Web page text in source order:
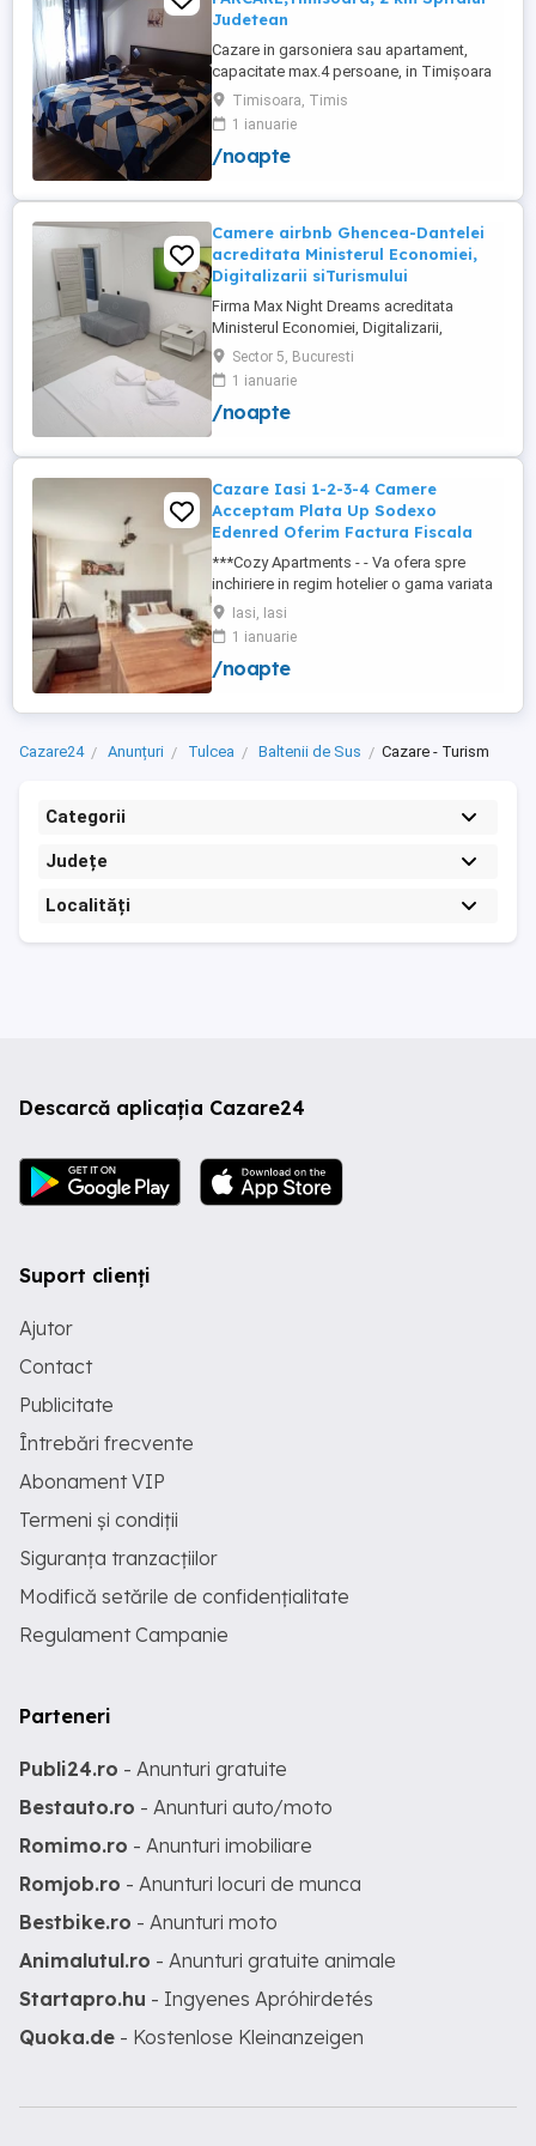
Judetean
Cazare in garsoniera sau apartament,
capacitate max.4 persoane, in Timișoara
la 2 km de Spitalul Judetean. (la doua
strazi)de zona Calea Buziasului
Lic.Electrotimis si la 2 km de Mosnita
Noua Centura. PARCARE. Situat la et.1 al
+wifi , frigider, mașină spălat, ...
Timisoara, Timis
1 ianuarie
/noapte
Camere airbnb Ghencea-Dantelei
acreditata Ministerul Economiei,
Digitalizarii siTurismului
Firma Max Night Dreams acreditata
Ministerul Economiei, Digitalizarii,
Antreprenoriatului si Turismului închiriază
in regim hotelier in zona Drumul Taberei -
Ghencea diferite tipuri de camere Camera
single cu o suprafață totală de 16mp
cu o suprafață totală de ...
Sector 5, Bucuresti
1 ianuarie
/noapte
Cazare Iasi 1-2-3-4 Camere
Acceptam Plata Up Sodexo
Edenred Oferim Factura Fiscala
***Cozy Apartments - - Va ofera spre
inchiriere in regim hotelier o gama variata
de apartamente si garsoniere situate in
puncte cheie ale orasului doar in
complexe rezidentiale noi: *Zona Palas
Mall - Centru - Complex Lazar Residence;
Residence; *Zona Palas Mall - ...
Iasi, Iasi
1 ianuarie
/noapte
Cazare24 Anunțuri Tulcea Baltenii de Sus Cazare - Turism
Categorii
Județe
Localități
Descarcă aplicația Cazare24
Suport clienți
Ajutor
Contact
Publicitate
Întrebări frecvente
Abonament VIP
Termeni și condiții
Siguranța tranzacțiilor
Modifică setările de confidențialitate
Regulament Campanie
Parteneri
Publi24.ro - Anunturi gratuite
Bestauto.ro - Anunturi auto/moto
Romimo.ro - Anunturi imobiliare
Romjob.ro - Anunturi locuri de munca
Bestbike.ro - Anunturi moto
Animalutul.ro - Anunturi gratuite animale
Startapro.hu - Ingyenes Apróhirdetés
Quoka.de - Kostenlose Kleinanzeigen